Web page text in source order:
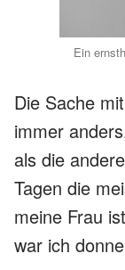
Ein
Die Sache
immer
als die
Tagen die
meine Frau
war ich